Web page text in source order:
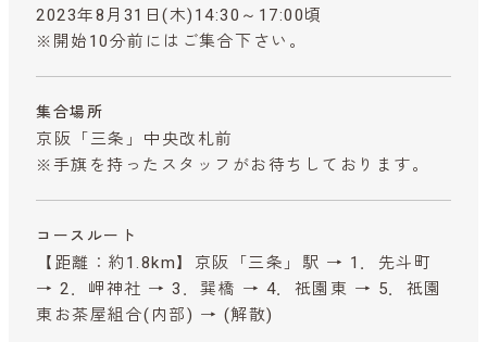
2023年8月31日(木)14:30～17:00頃
※開始10分前にはご集合下さい。
集合場所
京阪「三条」中央改札前
※手旗を持ったスタッフがお待ちしております。
コースルート
【距離：約1.8km】京阪「三条」駅 → 1．先斗町
→ 2．岬神社 → 3．巽橋 → 4．祇園東 → 5．祇園
東お茶屋組合(内部) → (解散)